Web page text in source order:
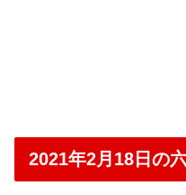
2021年2月18日の